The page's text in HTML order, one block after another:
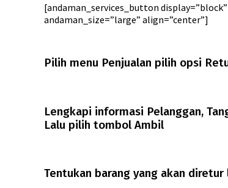
[andaman_services_button
andaman_size=”large” align=”center”]
Pilih menu Penjualan pilih opsi
Lengkapi informasi Pelanggan,
Lalu pilih tombol Ambil
Tentukan barang yang akan